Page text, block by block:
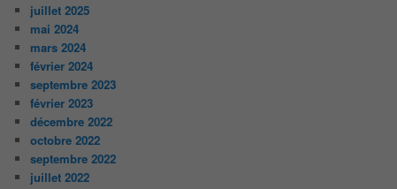
juillet 2025
mai 2024
mars 2024
février 2024
septembre 2023
février 2023
décembre 2022
octobre 2022
septembre 2022
juillet 2022